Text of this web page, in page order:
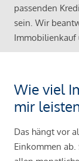
passenden
sein. Wir
Immobilienkauf
Wie viel
mir
Das hängt vor
Einkommen ab.